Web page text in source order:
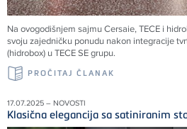
Na ovogodišnjem sajmu Cersaie, TECE i
svoju zajedničku ponudu nakon integracije
(hidrobox) u TECE SE grupu.
PROČITAJ ČLANAK
17.07.2025 – NOVOSTI
Klasična elegancija sa satiniranim